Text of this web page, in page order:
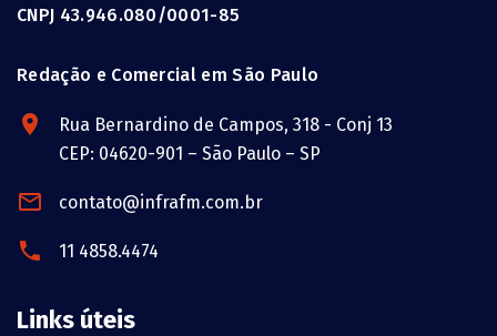
CNPJ 43.946.080/0001-85
Redação e Comercial em São Paulo
Rua Bernardino de Campos, 318 - Conj 13
CEP: 04620-901 – São Paulo – SP
contato@infrafm.com.br
11 4858.4474
Links úteis